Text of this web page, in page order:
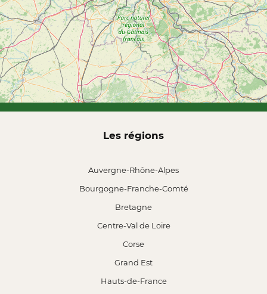
Les régions
Auvergne-Rhône-Alpes
Bourgogne-Franche-Comté
Bretagne
Centre-Val de Loire
Corse
Grand Est
Hauts-de-France